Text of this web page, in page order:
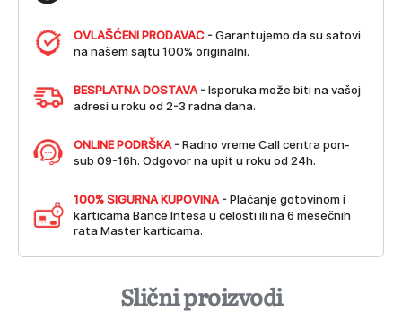
OVLAŠĆENI PRODAVAC - Garantujemo da su satovi
na našem sajtu 100% originalni.
BESPLATNA DOSTAVA - Isporuka može biti na vašoj
adresi u roku od 2-3 radna dana.
ONLINE PODRŠKA - Radno vreme Call centra pon-
sub 09-16h. Odgovor na upit u roku od 24h.
100% SIGURNA KUPOVINA - Plaćanje gotovinom i
karticama Bance Intesa u celosti ili na 6 mesečnih
rata Master karticama.
Slični proizvodi